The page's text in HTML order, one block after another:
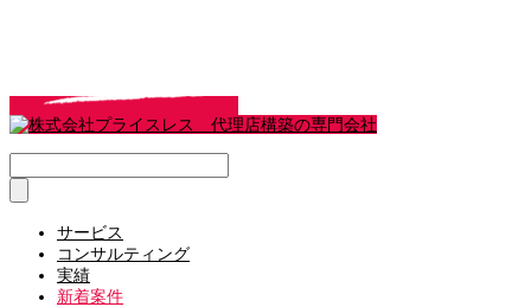
サービス
コンサルティング
実績
新着案件